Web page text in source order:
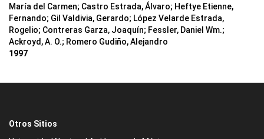
María del Carmen; Castro Estrada, Álvaro; Heftye Etienne,
Fernando; Gil Valdivia, Gerardo; López Velarde Estrada,
Rogelio; Contreras Garza, Joaquín; Fessler, Daniel Wm.;
Ackroyd, A. O.; Romero Gudiño, Alejandro
1997
Otros Sitios